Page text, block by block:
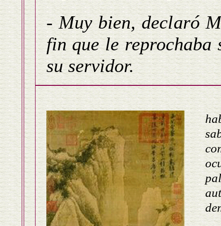
- Muy bien, declaró
fin que le reprochaba
su servidor.
El